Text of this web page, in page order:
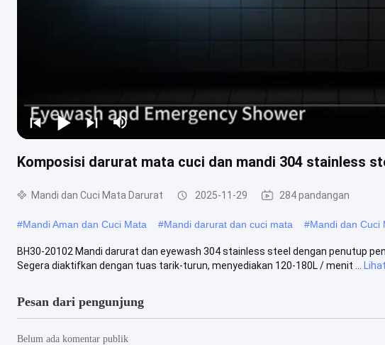
Komposisi darurat mata cuci dan mandi 304 stainless
Mandi dan Cuci Mata Darurat 2025-11-29 284 pandangan
#Mandi Aman dan Cuci Mata #Mandi darurat dan cuci mata #Mandi dan Cuci
BH30-20102 Mandi darurat dan eyewash 304 stainless steel dengan penutup
Segera diaktifkan dengan tuas tarik-turun, menyediakan 120-180L / menit ...
Pesan dari pengunjung
Belum ada komentar publik